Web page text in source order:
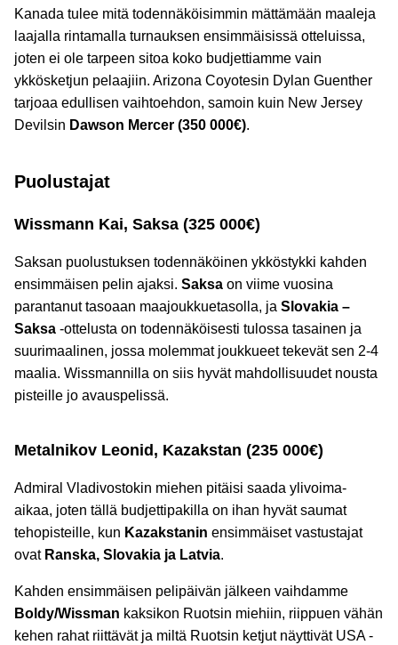
Kanada tulee mitä todennäköisimmin mättämään maaleja
laajalla rintamalla turnauksen ensimmäisissä otteluissa,
joten ei ole tarpeen sitoa koko budjettiamme vain
ykkösketjun pelaajiin. Arizona Coyotesin Dylan Guenther
tarjoaa edullisen vaihtoehdon, samoin kuin New Jersey
Devilsin Dawson Mercer (350 000€).
Puolustajat
Wissmann Kai, Saksa (325 000€)
Saksan puolustuksen todennäköinen ykköstykki kahden
ensimmäisen pelin ajaksi. Saksa on viime vuosina
parantanut tasoaan maajoukkuetasolla, ja Slovakia –
Saksa -ottelusta on todennäköisesti tulossa tasainen ja
suurimaalinen, jossa molemmat joukkueet tekevät sen 2-4
maalia. Wissmannilla on siis hyvät mahdollisuudet nousta
pisteille jo avauspelissä.
Metalnikov Leonid, Kazakstan (235 000€)
Admiral Vladivostokin miehen pitäisi saada ylivoima-
aikaa, joten tällä budjettipakilla on ihan hyvät saumat
tehopisteille, kun Kazakstanin ensimmäiset vastustajat
ovat Ranska, Slovakia ja Latvia.
Kahden ensimmäisen pelipäivän jälkeen vaihdamme
Boldy/Wissman kaksikon Ruotsin miehiin, riippuen vähän
kehen rahat riittävät ja miltä Ruotsin ketjut näyttivät USA -